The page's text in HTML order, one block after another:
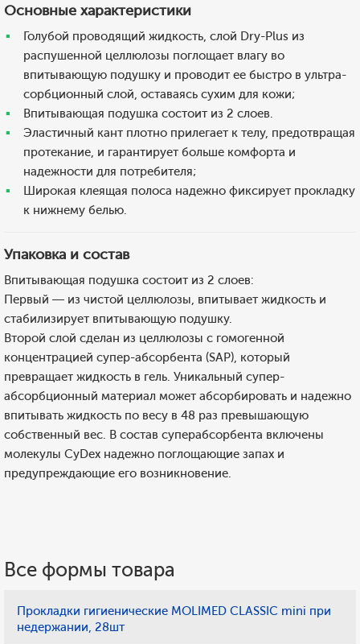
Основные характеристики
Голубой проводящий жидкость, слой Dry-Plus из
распушенной целлюлозы поглощает влагу во
впитывающую подушку и проводит ее быстро в ультра-
сорбционный слой, оставаясь сухим для кожи;
Впитывающая подушка состоит из 2 слоев.
Эластичный кант плотно прилегает к телу, предотвращая
протекание, и гарантирует больше комфорта и
надежности для потребителя;
Широкая клеящая полоса надежно фиксирует прокладку
к нижнему белью.
Упаковка и состав
Впитывающая подушка состоит из 2 слоев:
Первый — из чистой целлюлозы, впитывает жидкость и
стабилизирует впитывающую подушку.
Второй слой сделан из целлюлозы с гомогенной
концентрацией супер-абсорбента (SAP), который
превращает жидкость в гель. Уникальный супер-
абсорбционный материал может абсорбировать и надежно
впитывать жидкость по весу в 48 раз превышающую
собственный вес. В состав суперабсорбента включены
молекулы CyDex надежно поглощающие запах и
предупреждающие его возникновение.
Все формы товара
Прокладки гигиенические MOLIMED CLASSIC mini при
недержании, 28шт